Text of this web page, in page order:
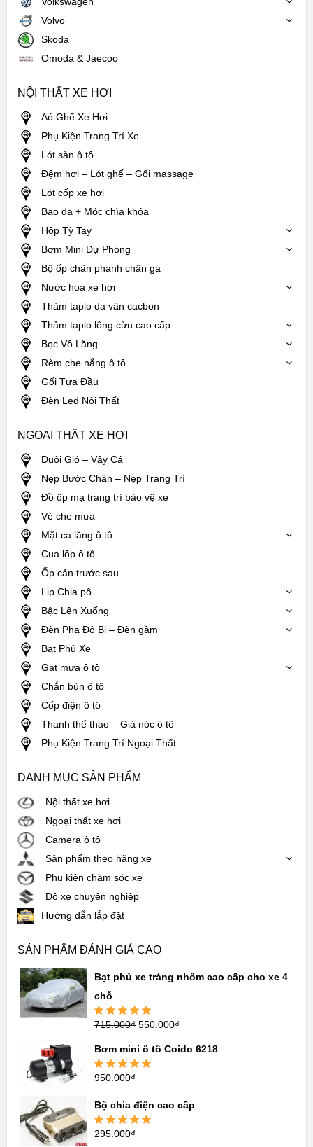
Volvo
Skoda
Omoda & Jaecoo
NỘI THẤT XE HƠI
Aó Ghế Xe Hơi
Phụ Kiện Trang Trí Xe
Lót sàn ô tô
Đệm hơi – Lót ghế – Gối massage
Lót cốp xe hơi
Bao da + Móc chìa khóa
Hộp Tỳ Tay
Bơm Mini Dự Phòng
Bộ ốp chân phanh chân ga
Nước hoa xe hơi
Thảm taplo da vân cacbon
Thảm taplo lông cừu cao cấp
Bọc Vô Lăng
Rèm che nắng ô tô
Gối Tựa Đầu
Đèn Led Nội Thất
NGOẠI THẤT XE HƠI
Đuôi Gió – Vây Cá
Nẹp Bước Chân – Nẹp Trang Trí
Đồ ốp mạ trang trí bảo vệ xe
Vè che mưa
Mặt ca lăng ô tô
Cua lốp ô tô
Ốp cản trước sau
Lip Chia pô
Bậc Lên Xuống
Đèn Pha Độ Bi – Đèn gầm
Bạt Phủ Xe
Gạt mưa ô tô
Chắn bùn ô tô
Cốp điện ô tô
Thanh thể thao – Giá nóc ô tô
Phụ Kiện Trang Trí Ngoại Thất
DANH MỤC SẢN PHẨM
Nội thất xe hơi
Ngoại thất xe hơi
Camera ô tô
Sản phẩm theo hãng xe
Phụ kiện chăm sóc xe
Độ xe chuyên nghiệp
Hướng dẫn lắp đặt
SẢN PHẨM ĐÁNH GIÁ CAO
Bạt phủ xe tráng nhôm cao cấp cho xe 4
chỗ
Được xếp
sao
715.000₫ 550.000₫
Bơm mini ô tô Coido 6218
Được xếp
950.000₫
Bộ chia điện cao cấp
Được xếp
295.000₫